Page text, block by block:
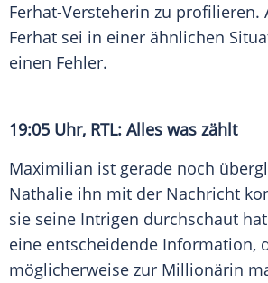
Ferhat-Versteherin zu profilieren.
Ferhat sei in einer ähnlichen
einen Fehler.
19:05 Uhr, RTL: Alles was zählt
Maximilian ist gerade noch
Nathalie ihn mit der Nachricht
sie seine Intrigen durchschaut
eine entscheidende Information,
möglicherweise zur Millionärin